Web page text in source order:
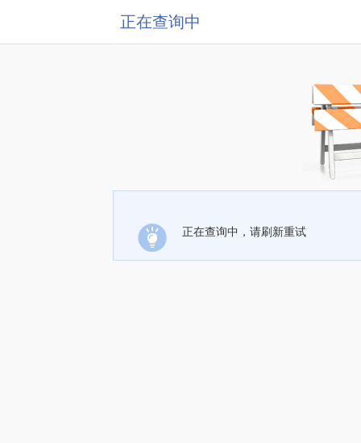
正在查询中
正在查询中，请刷新重试